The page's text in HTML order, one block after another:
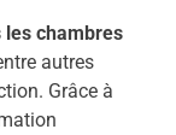
les chambres
autres
Grâce à